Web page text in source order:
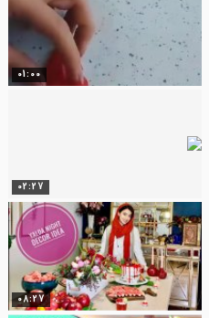
01:00
02:27
08:27